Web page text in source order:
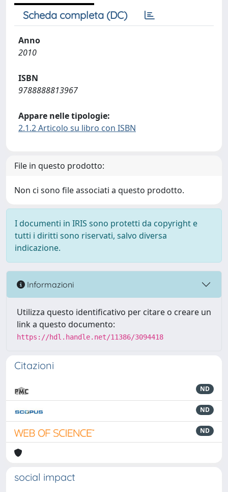
Scheda completa (DC)
Anno
2010
ISBN
9788888813967
Appare nelle tipologie:
2.1.2 Articolo su libro con ISBN
File in questo prodotto:
Non ci sono file associati a questo prodotto.
I documenti in IRIS sono protetti da copyright e
tutti i diritti sono riservati, salvo diversa
indicazione.
Informazioni
Utilizza questo identificativo per citare o creare un
link a questo documento:
https://hdl.handle.net/11386/3094418
Citazioni
ND
ND
ND
social impact